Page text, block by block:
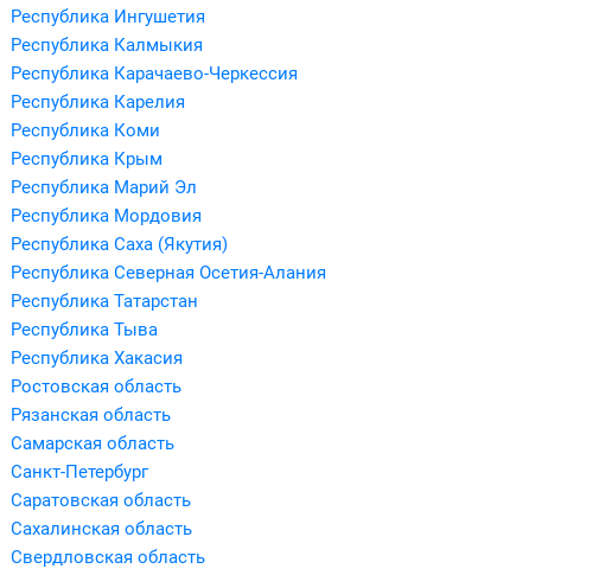
Республика Ингушетия
Республика Калмыкия
Республика Карачаево-Черкессия
Республика Карелия
Республика Коми
Республика Крым
Республика Марий Эл
Республика Мордовия
Республика Саха (Якутия)
Республика Северная Осетия-Алания
Республика Татарстан
Республика Тыва
Республика Хакасия
Ростовская область
Рязанская область
Самарская область
Санкт-Петербург
Саратовская область
Сахалинская область
Свердловская область